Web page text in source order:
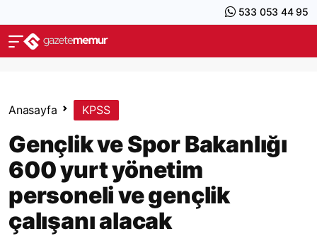
533 053 44 95
Anasayfa KPSS
Gençlik ve Spor Bakanlığı
600 yurt yönetim
personeli ve gençlik
çalışanı alacak